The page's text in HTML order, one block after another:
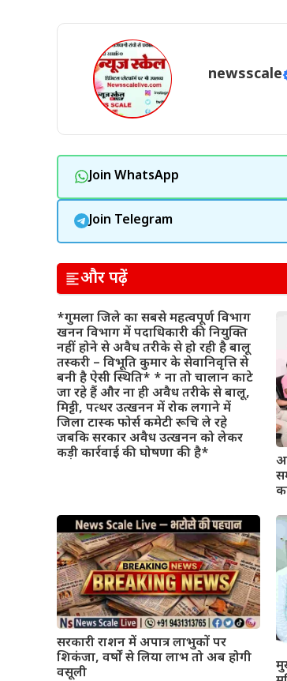
newsscale
Join WhatsApp
Join Telegram
और पढ़ें
*गुमला जिले का सबसे महत्वपूर्ण विभाग
खनन विभाग में पदाधिकारी की नियुक्ति
नहीं होने से अवैध तरीके से हो रही है बालू
तस्करी – विभूति कुमार के सेवानिवृत्ति से
बनी है ऐसी स्थिति* * ना तो चालान काटे
जा रहे हैं और ना ही अवैध तरीके से बालू,
मिट्टी, पत्थर उत्खनन में रोक लगाने में
जिला टास्क फोर्स कमेटी रूचि ले रहे
जबकि सरकार अवैध उत्खनन को लेकर
कड़ी कार्रवाई की घोषणा की है*
सरकारी राशन में अपात्र लाभुकों पर
शिकंजा, वर्षों से लिया लाभ तो अब होगी
वसूली